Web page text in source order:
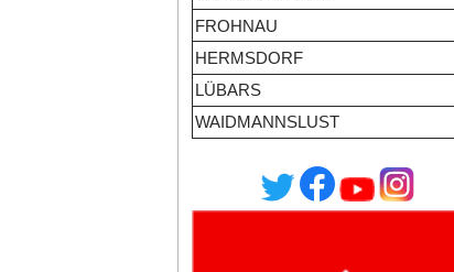
FROHNAU
HERMSDORF
LÜBARS
WAIDMANNSLUST